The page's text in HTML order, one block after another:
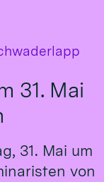
31. Mai
31. Mai um
von